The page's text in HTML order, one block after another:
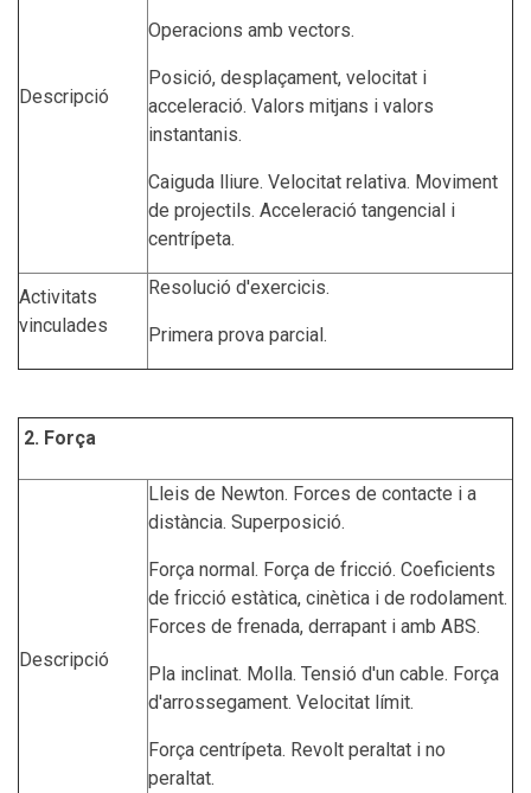
Descripció
Operacions amb vectors.
Posició, desplaçament, velocitat i
acceleració. Valors mitjans i valors
instantanis.
Caiguda lliure. Velocitat relativa. Moviment
de projectils. Acceleració tangencial i
centrípeta.
Activitats
vinculades
Resolució d'exercicis.
Primera prova parcial.
2. Força
Descripció
Lleis de Newton. Forces de contacte i a
distància. Superposició.
Força normal. Força de fricció. Coeficients
de fricció estàtica, cinètica i de rodolament.
Forces de frenada, derrapant i amb ABS.
Pla inclinat. Molla. Tensió d'un cable. Força
d'arrossegament. Velocitat límit.
Força centrípeta. Revolt peraltat i no
peraltat.